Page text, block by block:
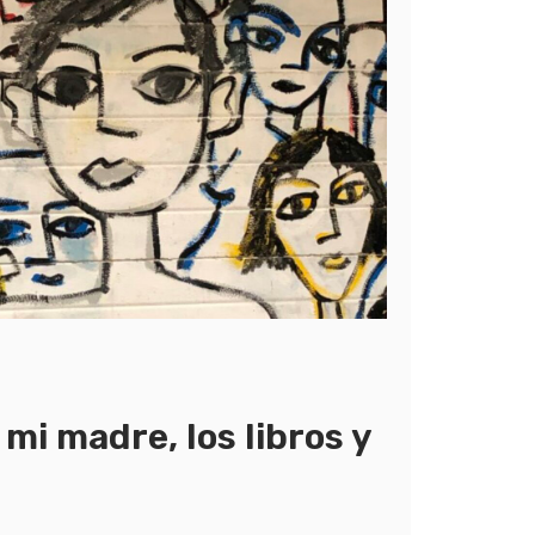
madre, los libros y